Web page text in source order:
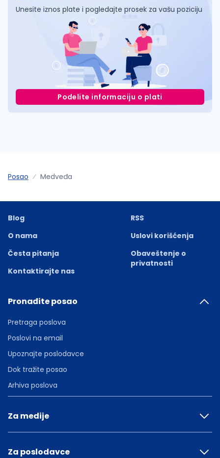
Unesite iznos plate i pogledajte prosek za vašu poziciju
Podelite informaciju o plati
Posao Medveđa
Blog
O nama
Česta pitanja
Kontaktirajte nas
RSS
Uslovi korišćenja
Obaveštenje o
privatnosti
Pronađite posao
Pretraga poslova
Poslovi na email
Upoznajte poslodavce
Dok tražite posao
Arhiva poslova
Za medije
Za poslodavce